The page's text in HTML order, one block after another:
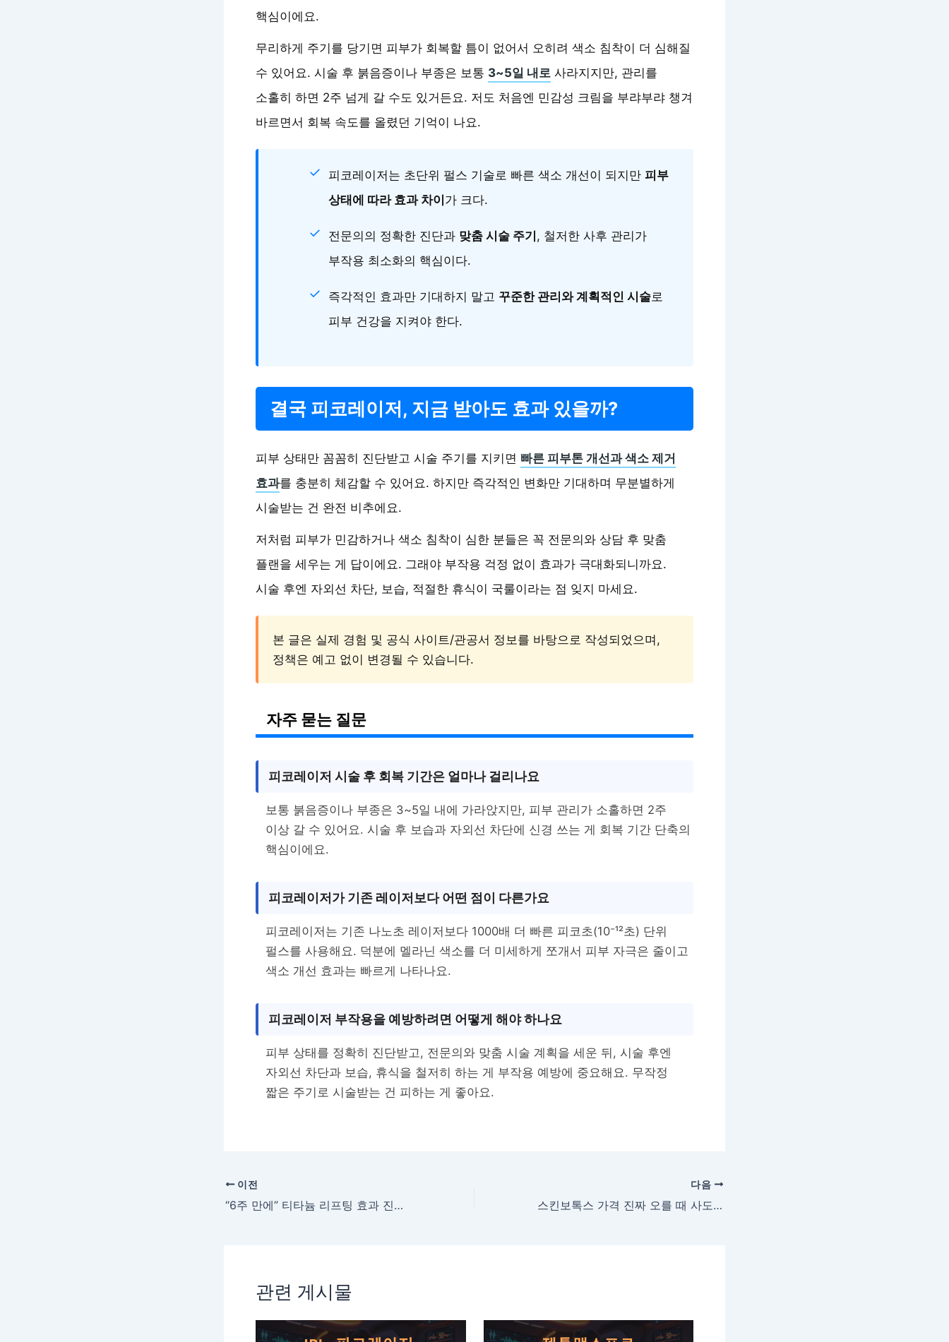
핵심이에요.
무리하게 주기를 당기면 피부가 회복할 틈이 없어서 오히려 색소 침착이 더 심해질
수 있어요. 시술 후 붉음증이나 부종은 보통 3~5일 내로 사라지지만, 관리를
소홀히 하면 2주 넘게 갈 수도 있거든요. 저도 처음엔 민감성 크림을 부랴부랴 챙겨
바르면서 회복 속도를 올렸던 기억이 나요.
피코레이저는 초단위 펄스 기술로 빠른 색소 개선이 되지만 피부
상태에 따라 효과 차이 가 크다.
전문의의 정확한 진단과 맞춤 시술 주기 , 철저한 사후 관리가
부작용 최소화의 핵심이다.
즉각적인 효과만 기대하지 말고 꾸준한 관리와 계획적인 시술로
피부 건강을 지켜야 한다.
결국 피코레이저, 지금 받아도 효과 있을까?
피부 상태만 꼼꼼히 진단받고 시술 주기를 지키면 빠른 피부톤 개선과 색소 제거
효과를 충분히 체감할 수 있어요. 하지만 즉각적인 변화만 기대하며 무분별하게
시술받는 건 완전 비추에요.
저처럼 피부가 민감하거나 색소 침착이 심한 분들은 꼭 전문의와 상담 후 맞춤
플랜을 세우는 게 답이에요. 그래야 부작용 걱정 없이 효과가 극대화되니까요.
시술 후엔 자외선 차단, 보습, 적절한 휴식이 국룰이라는 점 잊지 마세요.
본 글은 실제 경험 및 공식 사이트/관공서 정보를 바탕으로 작성되었으며,
정책은 예고 없이 변경될 수 있습니다.
자주 묻는 질문
피코레이저 시술 후 회복 기간은 얼마나 걸리나요
보통 붉음증이나 부종은 3~5일 내에 가라앉지만, 피부 관리가 소홀하면 2주
이상 갈 수 있어요. 시술 후 보습과 자외선 차단에 신경 쓰는 게 회복 기간 단축의
핵심이에요.
피코레이저가 기존 레이저보다 어떤 점이 다른가요
피코레이저는 기존 나노초 레이저보다 1000배 더 빠른 피코초(10⁻¹²초) 단위
펄스를 사용해요. 덕분에 멜라닌 색소를 더 미세하게 쪼개서 피부 자극은 줄이고
색소 개선 효과는 빠르게 나타나요.
피코레이저 부작용을 예방하려면 어떻게 해야 하나요
피부 상태를 정확히 진단받고, 전문의와 맞춤 시술 계획을 세운 뒤, 시술 후엔
자외선 차단과 보습, 휴식을 철저히 하는 게 부작용 예방에 중요해요. 무작정
짧은 주기로 시술받는 건 피하는 게 좋아요.
이전
“6주 만에” 티타늄 리프팅 효과 진짜 터질까
다음
스킨보톡스 가격 진짜 오를 때 사도 괜찮을까
관련 게시물